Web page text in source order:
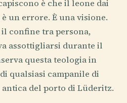
è che il leone dai
un errore. È una visione.
confine tra persona,
assottigliarsi durante il
questa teologia in
qualsiasi campanile di
del porto di Lüderitz.